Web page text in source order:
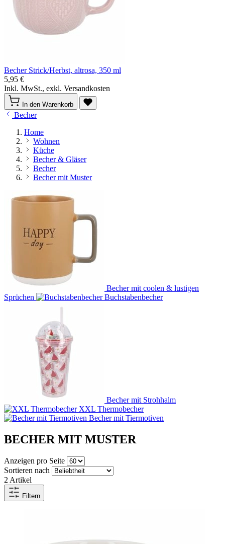
Becher Strick/Herbst, altrosa, 350 ml
5,95 €
Inkl. MwSt., exkl. Versandkosten
In den Warenkorb
Becher
Home
Wohnen
Küche
Becher & Gläser
Becher
Becher mit Muster
Becher mit coolen & lustigen
Sprüchen
Buchstabenbecher
Becher mit Strohhalm
XXL Thermobecher
Becher mit Tiermotiven
BECHER MIT MUSTER
Anzeigen pro Seite
Sortieren nach
2 Artikel
Filtern